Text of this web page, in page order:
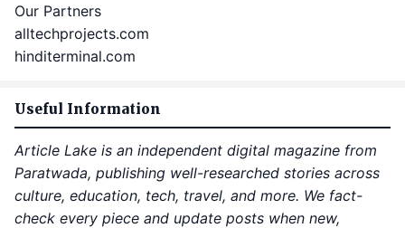
Our Partners
alltechprojects.com
hinditerminal.com
Useful Information
Article Lake is an independent digital magazine from
Paratwada, publishing well-researched stories across
culture, education, tech, travel, and more. We fact-
check every piece and update posts when new,